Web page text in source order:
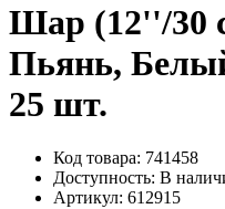
Шар (12''/30
Пьянь,
25 шт.
Код товара: 741458
Доступность: В
Артикул: 612915